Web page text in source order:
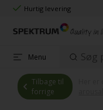
Hurtig levering
Menu
Tilbage til
forrige